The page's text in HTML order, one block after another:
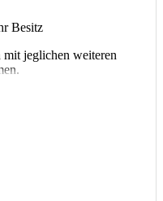
Besitz
jeglichen weiteren